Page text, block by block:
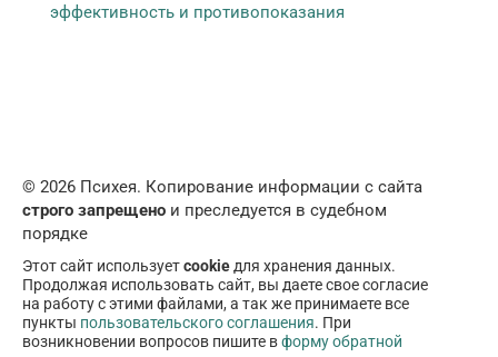
эффективность и противопоказания
© 2026 Психея. Копирование информации с сайта
строго запрещено и преследуется в судебном
порядке
Этот сайт используетcookie для хранения данных.
Продолжая использовать сайт, вы даете свое согласие
на работу с этими файлами, а так же принимаете все
пункты пользовательского соглашения. При
возникновении вопросов пишите вформу обратной